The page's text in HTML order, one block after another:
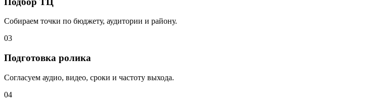
Собираем точки по бюджету, аудитории и району.
03
Подготовка ролика
Согласуем аудио, видео, сроки и частоту выхода.
04